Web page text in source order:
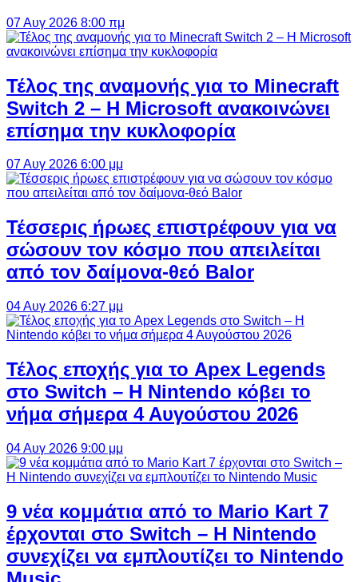
07 Αυγ 2026 8:00 πμ
Τέλος της αναμονής για το Minecraft
Switch 2 – Η Microsoft ανακοινώνει
επίσημα την κυκλοφορία
07 Αυγ 2026 6:00 μμ
Τέσσερις ήρωες επιστρέφουν για να
σώσουν τον κόσμο που απειλείται
από τον δαίμονα-θεό Balor
04 Αυγ 2026 6:27 μμ
Τέλος εποχής για το Apex Legends
στο Switch – Η Nintendo κόβει το
νήμα σήμερα 4 Αυγούστου 2026
04 Αυγ 2026 9:00 μμ
9 νέα κομμάτια από το Mario Kart 7
έρχονται στο Switch – Η Nintendo
συνεχίζει να εμπλουτίζει το Nintendo